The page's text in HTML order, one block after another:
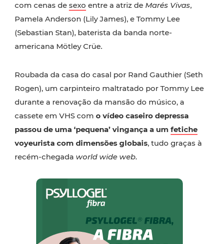
com cenas de sexo entre a atriz de Marés Vivas,
Pamela Anderson (Lily James), e Tommy Lee
(Sebastian Stan), baterista da banda norte-
americana Mötley Crüe.
Roubada da casa do casal por Rand Gauthier (Seth
Rogen), um carpinteiro maltratado por Tommy Lee
durante a renovação da mansão do músico, a
cassete em VHS com o vídeo caseiro depressa
passou de uma ‘pequena’ vingança a um fetiche
voyeurista com dimensões globais, tudo graças à
recém-chegada world wide web.